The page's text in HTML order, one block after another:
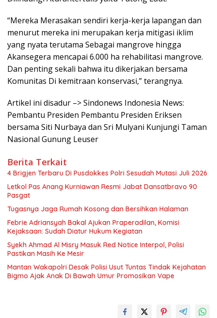
“Mereka Merasakan sendiri kerja-kerja lapangan dan
menurut mereka ini merupakan kerja mitigasi iklim
yang nyata terutama Sebagai mangrove hingga
Akansegera mencapai 6.000 ha rehabilitasi mangrove.
Dan penting sekali bahwa itu dikerjakan bersama
Komunitas Di kemitraan konservasi,” terangnya.
Artikel ini disadur –> Sindonews Indonesia News:
Pembantu Presiden Pembantu Presiden Eriksen
bersama Siti Nurbaya dan Sri Mulyani Kunjungi Taman
Nasional Gunung Leuser
Berita Terkait
4 Brigjen Terbaru Di Pusdokkes Polri Sesudah Mutasi Juli 2026
Letkol Pas Anang Kurniawan Resmi Jabat Dansatbravo 90
Pasgat
Tugasnya Jaga Rumah Kosong dan Bersihkan Halaman
Febrie Adriansyah Bakal Ajukan Praperadilan, Komisi
Kejaksaan: Sudah Diatur Hukum Kegiatan
Syekh Ahmad Al Misry Masuk Red Notice Interpol, Polisi
Pastikan Masih Ke Mesir
Mantan Wakapolri Desak Polisi Usut Tuntas Tindak Kejahatan
Bigmo Ajak Anak Di Bawah Umur Promosikan Vape